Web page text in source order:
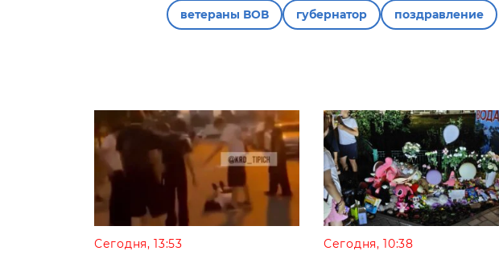
ветераны ВОВ губернатор поздравление
Сегодня, 13:53 Сегодня, 10:38